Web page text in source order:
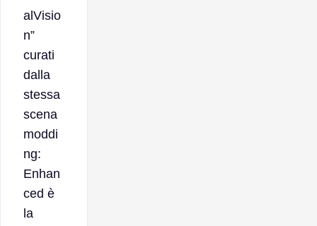
alVisio
n”
curati
dalla
stessa
scena
moddi
ng:
Enhan
ced è
la